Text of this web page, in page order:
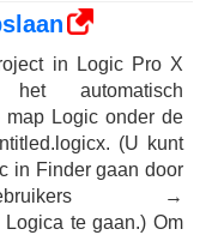
in Logic Pro X
automatisch
Logic onder de
(U kunt
in Finder gaan door
→
te gaan.) Om